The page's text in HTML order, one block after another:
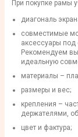
При покупке рамы
диагональ
совместимые
аксессуары под
Рекомендуем
идеальную
материалы –
размеры и вес;
крепления –
держателями,
цвет и фактура;